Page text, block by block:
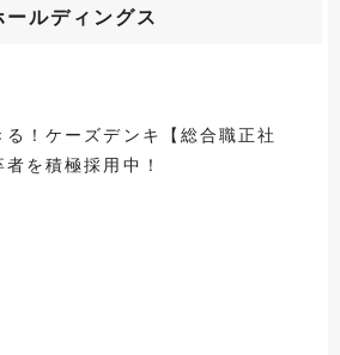
ルディングス
！ケーズデンキ【総合職正社
を積極採用中！